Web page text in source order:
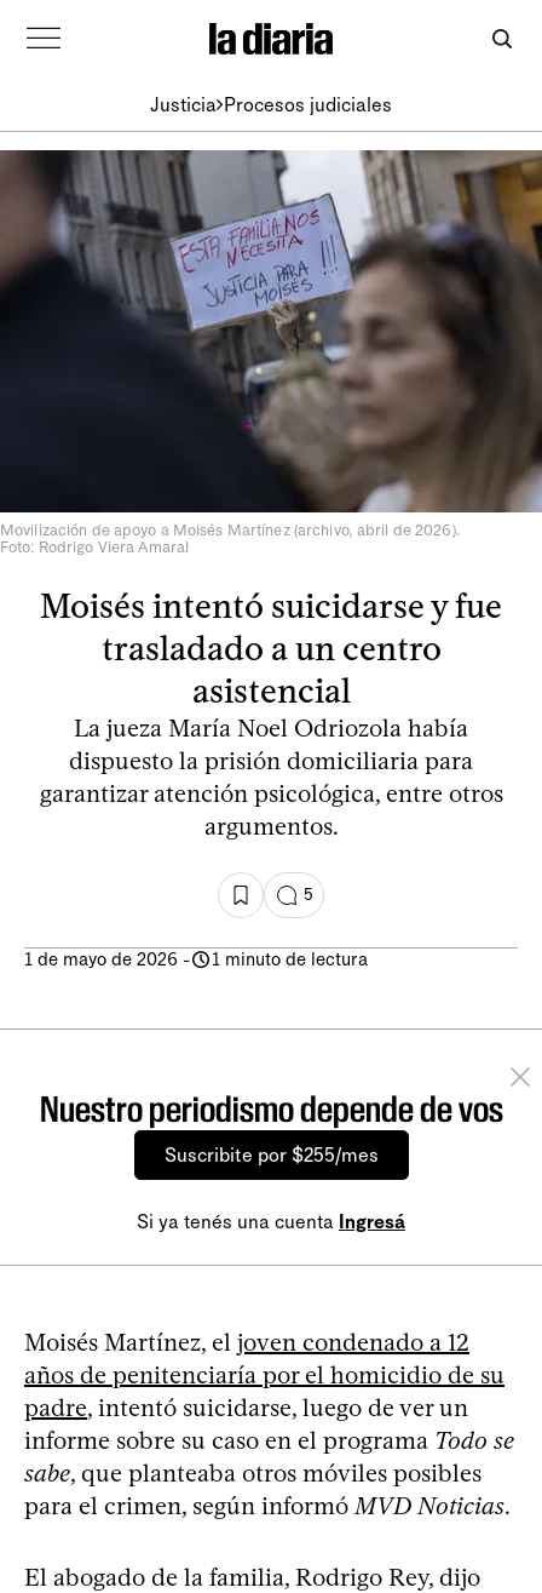
Justicia Procesos judiciales
Movilización de apoyo a Moisés Martínez (archivo, abril de 2026).
Foto: Rodrigo Viera Amaral
Moisés intentó suicidarse y fue
trasladado a un centro
asistencial
La jueza María Noel Odriozola había
dispuesto la prisión domiciliaria para
garantizar atención psicológica, entre otros
argumentos.
5
1 de mayo de 2026 - 1 minuto de lectura
Nuestro periodismo depende de vos
Suscribite por $255/mes
Si ya tenés una cuenta Ingresá
Moisés Martínez, el joven condenado a 12
años de penitenciaría por el homicidio de su
padre, intentó suicidarse, luego de ver un
informe sobre su caso en el programa Todo se
sabe, que planteaba otros móviles posibles
para el crimen, según informó MVD Noticias.
El abogado de la familia, Rodrigo Rey, dijo